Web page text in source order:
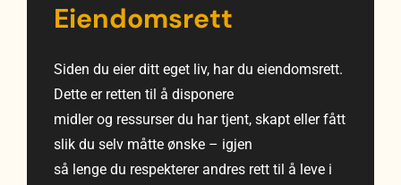
Eiendomsrett
Siden du eier ditt eget liv, har du eiendomsrett.
Dette er retten til å disponere
midler og ressurser du har tjent, skapt eller fått
slik du selv måtte ønske – igjen
så lenge du respekterer andres rett til å leve i